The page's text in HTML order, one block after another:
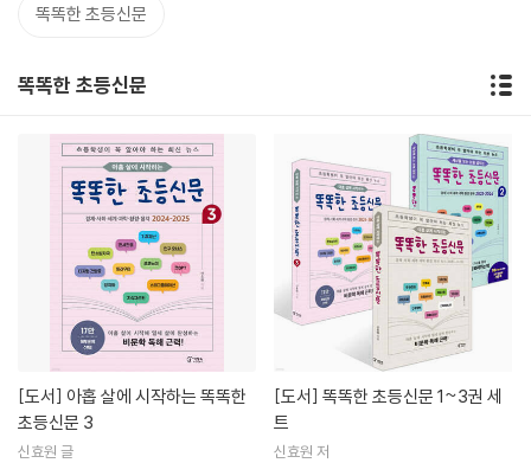
똑똑한 초등신문
똑똑한 초등신문
[도서]
초등신문 3
신효원 글
[도서]
트
신효원 저